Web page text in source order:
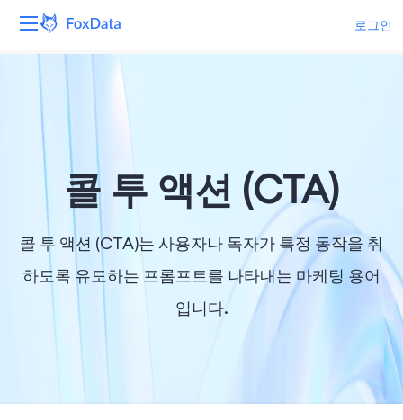
로그인
콜 투 액션 (CTA)
콜 투 액션 (CTA)는 사용자나 독자가 특정 동작을 취
하도록 유도하는 프롬프트를 나타내는 마케팅 용어
입니다.